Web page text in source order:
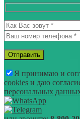
Я принимаю и
cookies и даю
персональных